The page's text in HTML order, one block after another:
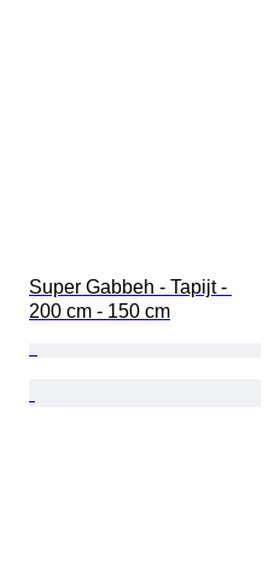
Super Gabbeh - Tapijt -
200 cm - 150 cm